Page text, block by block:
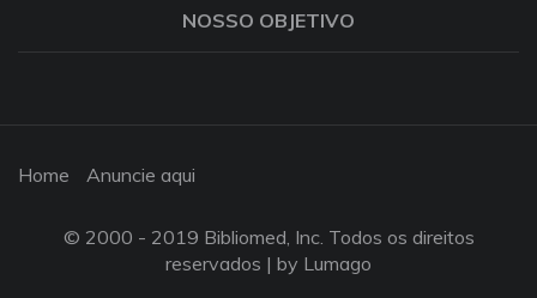
NOSSO OBJETIVO
Home Anuncie aqui
© 2000 - 2019 Bibliomed, Inc. Todos os direitos
reservados | by Lumago